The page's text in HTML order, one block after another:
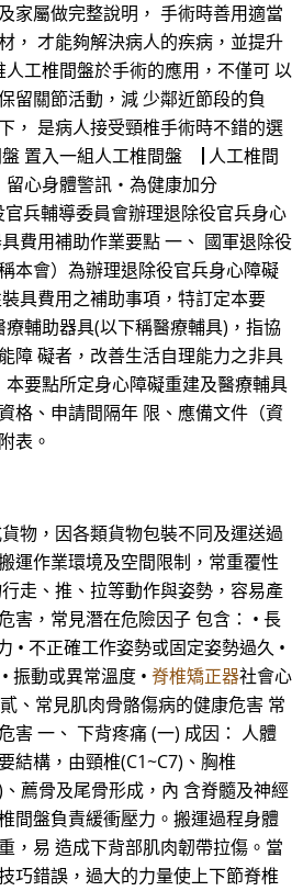
家屬做完整說明， 手術時善用適當
， 才能夠解決病人的疾病，並提升
工椎間盤於手術的應用，不僅可 以
留關節活動，減 少鄰近節段的負
， 是病人接受頸椎手術時不錯的選
置入一組人工椎間盤 ▕ 人工椎間
心身體警訊‧為健康加分
兵輔導委員會辦理退除役官兵身心
費用補助作業要點 一、 國軍退除役
本會）為辦理退除役官兵身心障礙
具費用之補助事項，特訂定本要
輔助器具(以下稱醫療輔具)，指協
障 礙者，改善生活自理能力之非具
要點所定身心障礙重建及醫療輔具
格、申請間隔年 限、應備文件（資
表。
物，因各類貨物包裝不同及運送過
運作業環境及空間限制，常重覆性
走、推、拉等動作與姿勢，容易產
害，常見潛在危險因子 包含： • 長
• 不正確工作姿勢或固定姿勢過久 •
振動或異常溫度 • 脊椎矯正器社會心
、常見肌肉骨骼傷病的健康危害 常
害 一、 下背疼痛 (一) 成因： 人體
結構，由頸椎(C1~C7)、胸椎
薦骨及尾骨形成，內 含脊髓及神經
間盤負責緩衝壓力。搬運過程身體
，易 造成下背部肌肉韌帶拉傷。當
巧錯誤，過大的力量使上下節脊椎